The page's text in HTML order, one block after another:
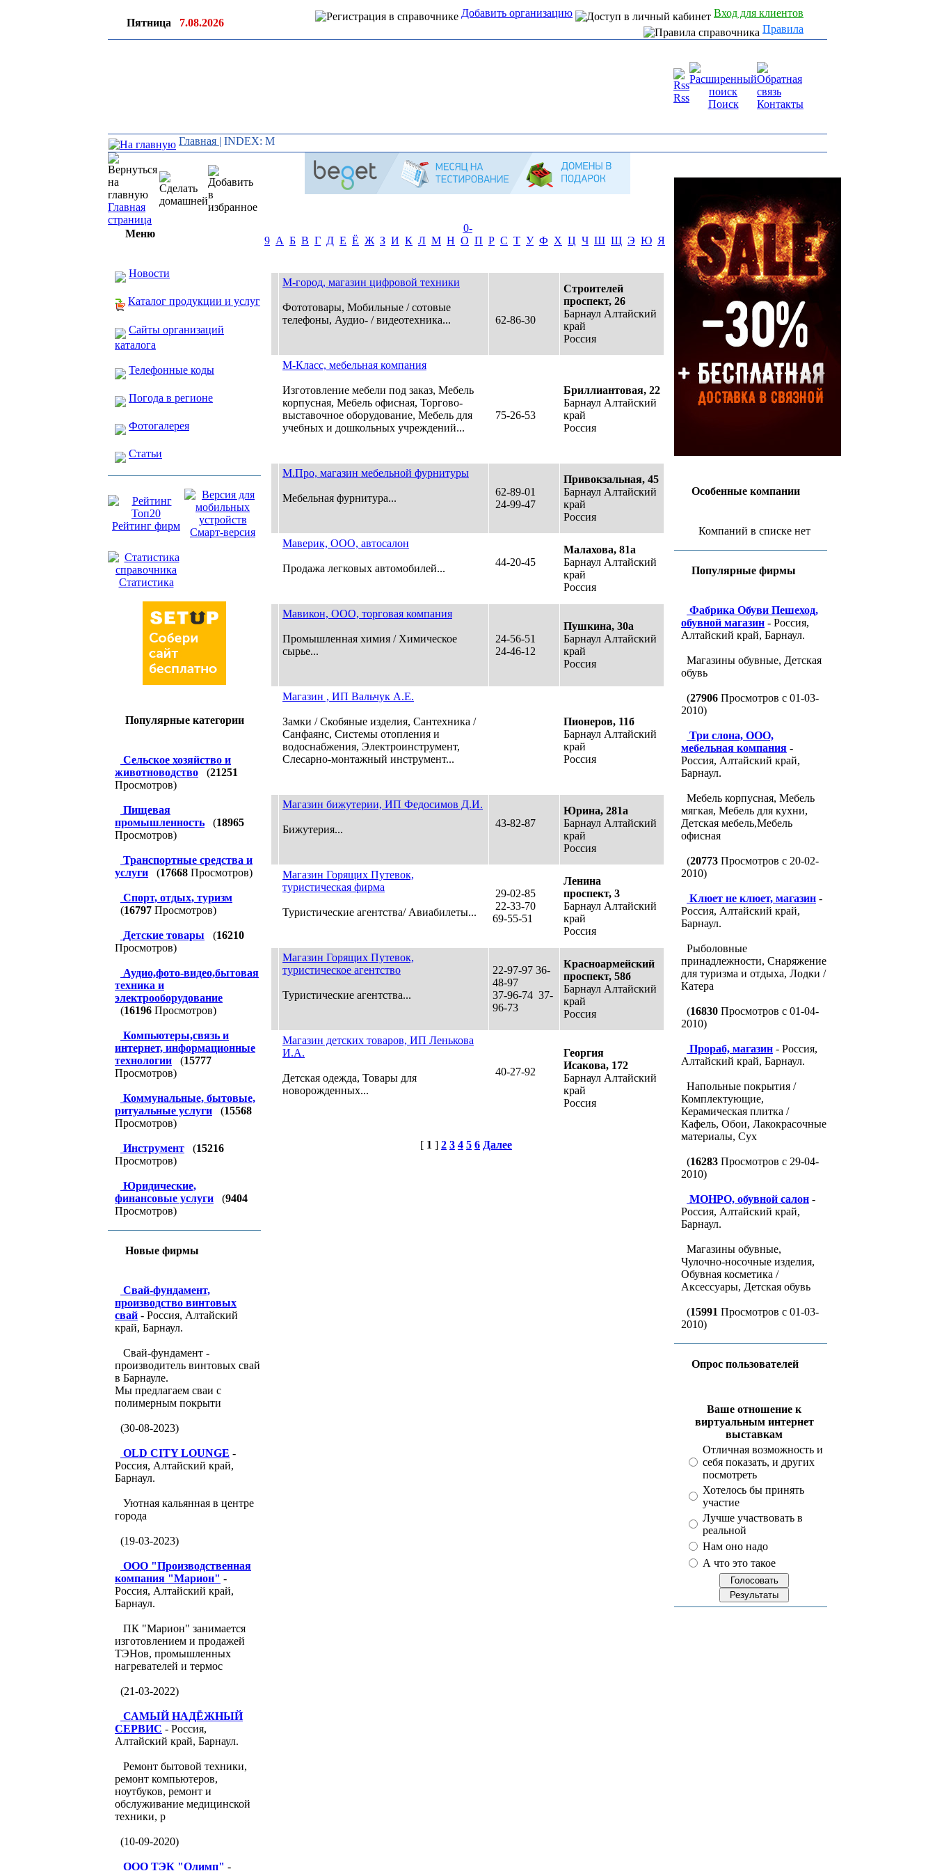
Пятница 7.08.2026
Добавить организацию
Вход для клиентов
Правила
Rss
Поиск Контакты
Главная | INDEX: М
Главная
страница
Меню
Новости
Каталог продукции и услуг
Сайты организаций
каталога
Телефонные коды
Погода в регионе
Фотогалерея
Статьи
Рейтинг фирм
Смарт-версия
Статистика
Популярные категории
Сельское хозяйство и
животноводство
(21251
Просмотров)
Пищевая
промышленность
(18965
Просмотров)
Транспортные средства и
услуги
(17668 Просмотров)
Спорт, отдых, туризм
(16797 Просмотров)
Детские товары (16210
Просмотров)
Аудио,фото-видео,бытовая
техника и
электрооборудование
(16196 Просмотров)
Компьютеры,связь и
интернет, информационные
технологии
(15777
Просмотров)
Коммунальные, бытовые,
ритуальные услуги
(15568
Просмотров)
Инструмент (15216
Просмотров)
Юридические,
финансовые услуги
(9404
Просмотров)
Новые фирмы
Свай-фундамент,
производство винтовых
свай - Россия, Алтайский
край, Барнаул.
Свай-фундамент -
производитель винтовых свай
в Барнауле.
Мы предлагаем сваи с
полимерным покрыти
(30-08-2023)
OLD CITY LOUNGE -
Россия, Алтайский край,
Барнаул.
Уютная кальянная в центре
города
(19-03-2023)
ООО "Производственная
компания "Марион" -
Россия, Алтайский край,
Барнаул.
ПК "Марион" занимается
изготовлением и продажей
ТЭНов, промышленных
нагревателей и термос
(21-03-2022)
САМЫЙ НАДЁЖНЫЙ
СЕРВИС - Россия,
Алтайский край, Барнаул.
Ремонт бытовой техники,
ремонт компьютеров,
ноутбуков, ремонт и
обслуживание медицинской
техники, р
(10-09-2020)
ООО ТЭК "Олимп" -
0-
9 А Б В Г Д Е Ё Ж З И К Л М Н О П Р С Т У Ф Х Ц Ч Ш Щ Э Ю Я
М-город, магазин цифровой техники
Фототовары, Мобильные / сотовые
телефоны, Аудио- / видеотехника...
62-86-30
Строителей
проспект, 26
Барнаул Алтайский
край
Россия
М-Класс, мебельная компания
Изготовление мебели под заказ, Мебель
корпусная, Мебель офисная, Торгово-
выставочное оборудование, Мебель для
учебных и дошкольных учреждений...
75-26-53
Бриллиантовая, 22
Барнаул Алтайский
край
Россия
М.Про, магазин мебельной фурнитуры
Мебельная фурнитура...
62-89-01
24-99-47
Привокзальная, 45
Барнаул Алтайский
край
Россия
Маверик, ООО, автосалон
Продажа легковых автомобилей...
44-20-45
Малахова, 81а
Барнаул Алтайский
край
Россия
Мавикон, ООО, торговая компания
Промышленная химия / Химическое
сырье...
24-56-51
24-46-12
Пушкина, 30а
Барнаул Алтайский
край
Россия
Магазин , ИП Вальчук А.Е.
Замки / Скобяные изделия, Сантехника /
Санфаянс, Системы отопления и
водоснабжения, Электроинструмент,
Слесарно-монтажный инструмент...
Пионеров, 11б
Барнаул Алтайский
край
Россия
Магазин бижутерии, ИП Федосимов Д.И.
Бижутерия...
43-82-87
Юрина, 281а
Барнаул Алтайский
край
Россия
Магазин Горящих Путевок,
туристическая фирма
Туристические агентства/ Авиабилеты...
29-02-85
22-33-70
69-55-51
Ленина
проспект, 3
Барнаул Алтайский
край
Россия
Магазин Горящих Путевок,
туристическое агентство
Туристические агентства...
22-97-97 36-
48-97
37-96-74 37-
96-73
Красноармейский
проспект, 58б
Барнаул Алтайский
край
Россия
Магазин детских товаров, ИП Ленькова
И.А.
Детская одежда, Товары для
новорожденных...
40-27-92
Георгия
Исакова, 172
Барнаул Алтайский
край
Россия
[ 1 ] 2 3 4 5 6 Далее
Особенные компании
Компаний в списке нет
Популярные фирмы
Фабрика Обуви Пешеход,
обувной магазин - Россия,
Алтайский край, Барнаул.
Магазины обувные, Детская
обувь
(27906 Просмотров с 01-03-
2010)
Три слона, ООО,
мебельная компания -
Россия, Алтайский край,
Барнаул.
Мебель корпусная, Мебель
мягкая, Мебель для кухни,
Детская мебель,Мебель
офисная
(20773 Просмотров с 20-02-
2010)
Клюет не клюет, магазин -
Россия, Алтайский край,
Барнаул.
Рыболовные
принадлежности, Снаряжение
для туризма и отдыха, Лодки /
Катера
(16830 Просмотров с 01-04-
2010)
Прораб, магазин - Россия,
Алтайский край, Барнаул.
Напольные покрытия /
Комплектующие,
Керамическая плитка /
Кафель, Обои, Лакокрасочные
материалы, Сух
(16283 Просмотров с 29-04-
2010)
МОНРО, обувной салон -
Россия, Алтайский край,
Барнаул.
Магазины обувные,
Чулочно-носочные изделия,
Обувная косметика /
Аксессуары, Детская обувь
(15991 Просмотров с 01-03-
2010)
Опрос пользователей
Ваше отношение к
виртуальным интернет
выставкам
Отличная возможность и
себя показать, и других
посмотреть
Хотелось бы принять
участие
Лучше участвовать в
реальной
Нам оно надо
А что это такое